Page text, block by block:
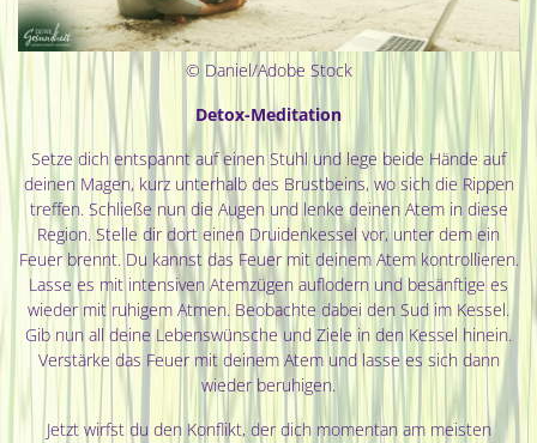
© Daniel/Adobe Stock
Detox-Meditation
Setze dich entspannt auf einen Stuhl und lege beide Hände auf
deinen Magen, kurz unterhalb des Brustbeins, wo sich die Rippen
treffen. Schließe nun die Augen und lenke deinen Atem in diese
Region. Stelle dir dort einen Druidenkessel vor, unter dem ein
Feuer brennt. Du kannst das Feuer mit deinem Atem kontrollieren.
Lasse es mit intensiven Atemzügen auflodern und besänftige es
wieder mit ruhigem Atmen. Beobachte dabei den Sud im Kessel.
Gib nun all deine Lebenswünsche und Ziele in den Kessel hinein.
Verstärke das Feuer mit deinem Atem und lasse es sich dann
wieder beruhigen.
Jetzt wirfst du den Konflikt, der dich momentan am meisten